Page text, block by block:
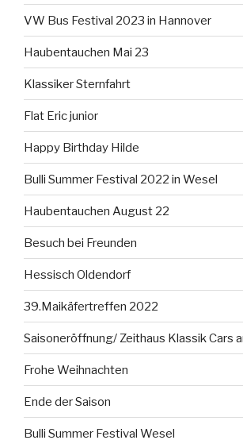
VW Bus Festival 2023 in Hannover
Haubentauchen Mai 23
Klassiker Sternfahrt
Flat Eric junior
Happy Birthday Hilde
Bulli Summer Festival 2022 in Wesel
Haubentauchen August 22
Besuch bei Freunden
Hessisch Oldendorf
39.Maikäfertreffen 2022
Saisoneröffnung/ Zeithaus Klassik Cars
Frohe Weihnachten
Ende der Saison
Bulli Summer Festival Wesel